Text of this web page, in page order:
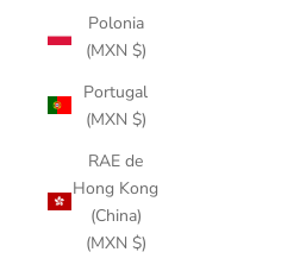
Polonia
(MXN $)
Portugal
(MXN $)
RAE de
Hong Kong
(China)
(MXN $)